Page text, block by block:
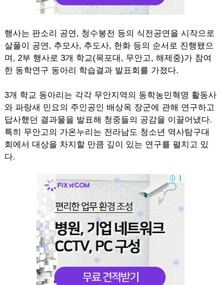
행사는 판소리 공연, 청수봉전 등의 식전공연을 시작으로
살풀이 공연, 추모사, 추도사, 헌화 등의 순서로 진행됐으
며, 2부 행사로 3개 학교(목포대, 무안고, 해제중)가 참여
한 동학연구 동아리 학습결과 발표회를 가졌다.
3개 학교 동아리는 각각 무안지역의 동학농민혁명 활동사
와 파랑새 민요의 주인공인 배상옥 장군에 관해 연구하고
답사했던 결과물을 발표해 청중들의 공감을 이끌어냈다.
특히 무안고의 가온누리는 전라남도 청소년 역사탐구대
회에서 대상을 차지할 만큼 깊이 있는 연구를 펼치고 있
다.